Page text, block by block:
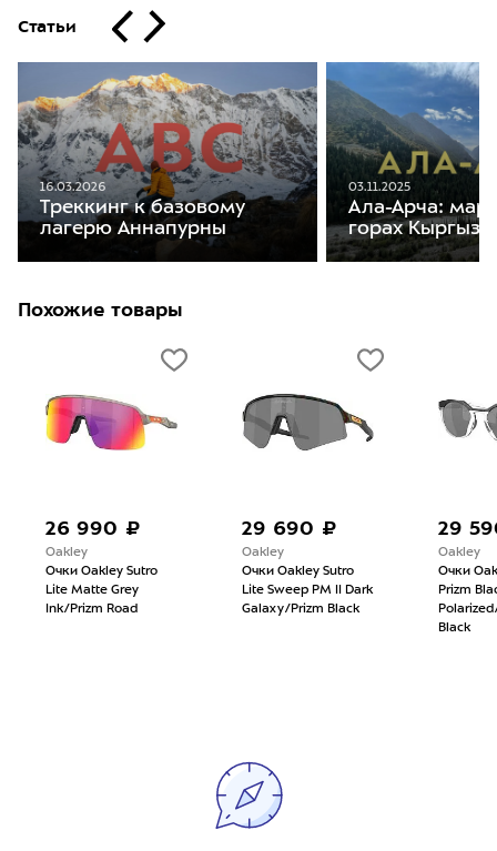
Статьи
16.03.2026
Треккинг к базовому
лагерю Аннапурны
03.11.2025
Ала-Арча:
горах
Похожие товары
26 990 ₽
Oakley
Очки Oakley Sutro
Lite Matte Grey
Ink/Prizm Road
29 690 ₽
Oakley
Очки Oakley Sutro
Lite Sweep PM II Dark
Galaxy/Prizm Black
29
Oakley
Очки
Prizm
Black